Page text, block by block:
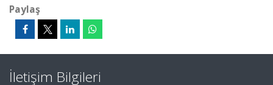
Paylaş
İletişim Bilgileri